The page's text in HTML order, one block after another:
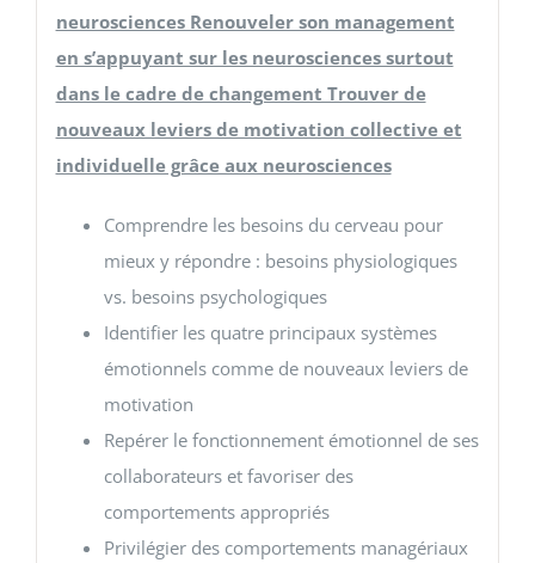
neurosciences Renouveler son management
en s’appuyant sur les neurosciences surtout
dans le cadre de changement Trouver de
nouveaux leviers de motivation collective et
individuelle grâce aux neurosciences
Comprendre les besoins du cerveau pour
mieux y répondre : besoins physiologiques
vs. besoins psychologiques
Identifier les quatre principaux systèmes
émotionnels comme de nouveaux leviers de
motivation
Repérer le fonctionnement émotionnel de ses
collaborateurs et favoriser des
comportements appropriés
Privilégier des comportements managériaux